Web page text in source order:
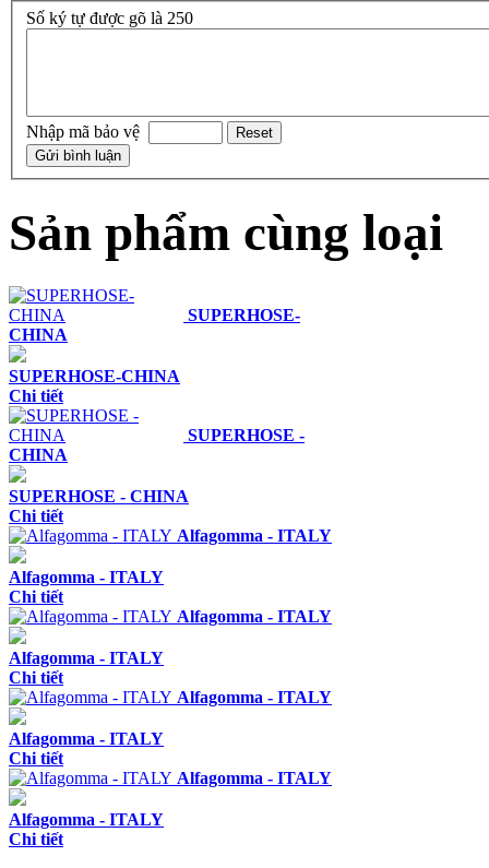
Số ký tự được gõ là 250
Nhập mã bảo vệ
Sản phẩm cùng loại
SUPERHOSE-
CHINA
SUPERHOSE-CHINA
Chi tiết
SUPERHOSE -
CHINA
SUPERHOSE - CHINA
Chi tiết
Alfagomma - ITALY
Alfagomma - ITALY
Chi tiết
Alfagomma - ITALY
Alfagomma - ITALY
Chi tiết
Alfagomma - ITALY
Alfagomma - ITALY
Chi tiết
Alfagomma - ITALY
Alfagomma - ITALY
Chi tiết